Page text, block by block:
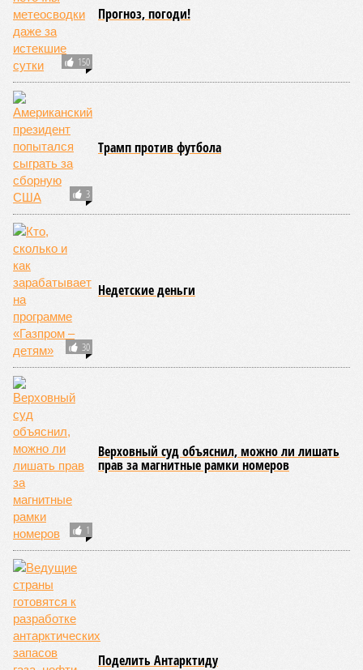
150
Прогноз, погоди!
3
Трамп против футбола
30
Недетские деньги
1
Верховный суд объяснил, можно ли лишать
прав за магнитные рамки номеров
Поделить Антарктиду